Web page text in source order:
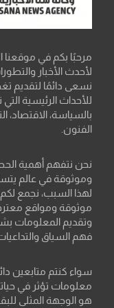
مرحبًا بكم في موقعنا
لأحدث الأخبار
نسعى دائمًا لتقديم
للأحداث الرئيسية
بالسياسة، الاقتصاد،
الفنون.
نحن نتفهم أهمية
وموثوقة في عالم
لهذا السبب، نجمع
موثوقة ومواقع
وتقديم المعلومات
فهم السياق
سواء كنتم متابعين
معلومات تؤثر في
هو الوجهة المثلى